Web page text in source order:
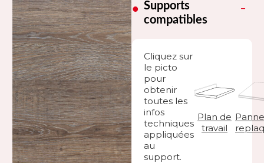
Supports
compatibles
Cliquez sur
le picto
pour
obtenir
toutes les
infos
techniques
appliquées
au
support.
Plan de
travail